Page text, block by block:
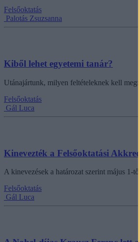
Felsőoktatás
Palotás Zsuzsanna
Kiből lehet egyetemi tanár?
Utánajártunk, milyen feltételeknek kell
Felsőoktatás
Gál Luca
Kinevezték a Felsőoktatási
A kinevezések a határozat szerint május 1-
Felsőoktatás
Gál Luca